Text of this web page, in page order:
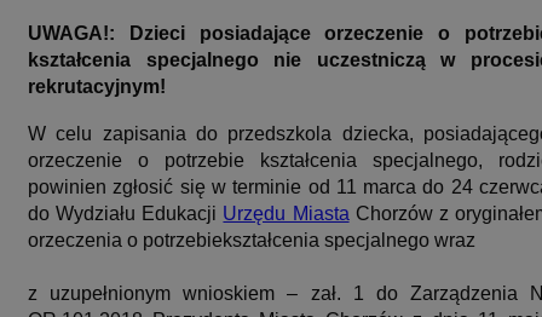
UWAGA!: Dzieci posiadające orzeczenie o
kształcenia specjalnego nie uczestniczą w
rekrutacyjnym!
W celu zapisania do przedszkola dziecka,
orzeczenie o potrzebie kształcenia specjalnego,
powinien zgłosić się w terminie od 11 marca do 24
do Wydziału Edukacji Urzędu Miasta Chorzów z
orzeczenia o potrzebiekształcenia specjalnego wraz
z uzupełnionym wnioskiem – zał. 1 do Zarządzenia